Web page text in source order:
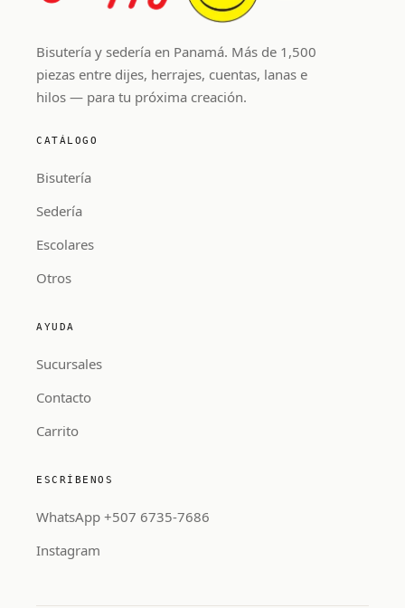
Bisutería y sedería en Panamá. Más de 1,500
piezas entre dijes, herrajes, cuentas, lanas e
hilos — para tu próxima creación.
CATÁLOGO
Bisutería
Sedería
Escolares
Otros
AYUDA
Sucursales
Contacto
Carrito
ESCRÍBENOS
WhatsApp +507 6735-7686
Instagram